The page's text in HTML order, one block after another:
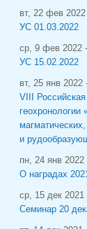
вт, 22 фев
УС 01.03.2022
ср, 9 фев 2022 -
УС 15.02.2022
вт, 25 янв 2022
VIII
геохронологии
и
пн, 24 янв 2022
О наградах
ср, 15 дек 2021
Семинар 20